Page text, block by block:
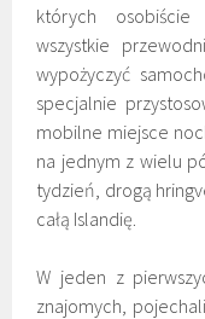
których osobiście
wszystkie
wypożyczyć
specjalnie
mobilne miejsce
na jednym z wielu
tydzień, drogą
całą Islandię.
W jeden z
znajomych,